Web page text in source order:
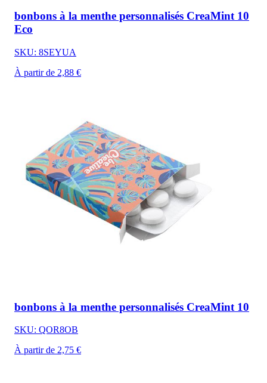
bonbons à la menthe personnalisés CreaMint 10
Eco
SKU: 8SEYUA
À partir de 2,88 €
bonbons à la menthe personnalisés CreaMint 10
SKU: QOR8OB
À partir de 2,75 €